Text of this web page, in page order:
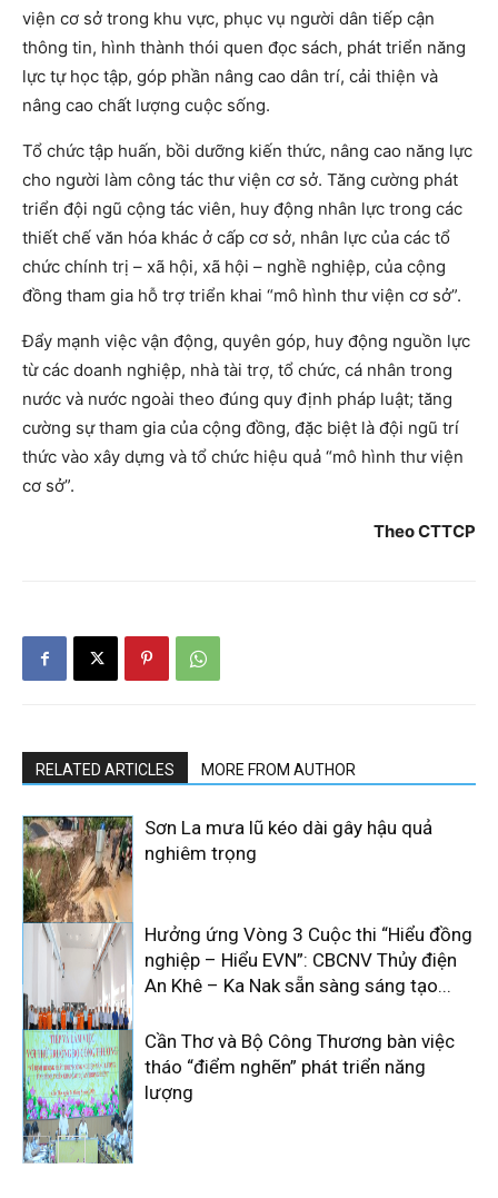
viện cơ sở trong khu vực, phục vụ người dân tiếp cận
thông tin, hình thành thói quen đọc sách, phát triển năng
lực tự học tập, góp phần nâng cao dân trí, cải thiện và
nâng cao chất lượng cuộc sống.
Tổ chức tập huấn, bồi dưỡng kiến thức, nâng cao năng lực
cho người làm công tác thư viện cơ sở. Tăng cường phát
triển đội ngũ cộng tác viên, huy động nhân lực trong các
thiết chế văn hóa khác ở cấp cơ sở, nhân lực của các tổ
chức chính trị – xã hội, xã hội – nghề nghiệp, của cộng
đồng tham gia hỗ trợ triển khai “mô hình thư viện cơ sở”.
Đẩy mạnh việc vận động, quyên góp, huy động nguồn lực
từ các doanh nghiệp, nhà tài trợ, tổ chức, cá nhân trong
nước và nước ngoài theo đúng quy định pháp luật; tăng
cường sự tham gia của cộng đồng, đặc biệt là đội ngũ trí
thức vào xây dựng và tổ chức hiệu quả “mô hình thư viện
cơ sở”.
Theo CTTCP
RELATED ARTICLES MORE FROM AUTHOR
Sơn La mưa lũ kéo dài gây hậu quả
nghiêm trọng
Hưởng ứng Vòng 3 Cuộc thi “Hiểu đồng
nghiệp – Hiểu EVN”: CBCNV Thủy điện
An Khê – Ka Nak sẵn sàng sáng tạo...
Cần Thơ và Bộ Công Thương bàn việc
tháo “điểm nghẽn” phát triển năng
lượng